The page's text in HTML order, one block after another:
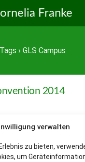
verwalten
zu bieten,
um
Franke
Tags › GLS Campus
2014
Zum Seitenanfang